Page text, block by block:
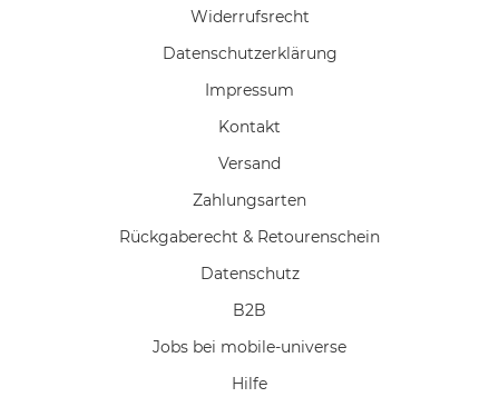
Widerrufs­recht
Daten­schutz­erklärung
Impressum
Kontakt
Versand
Zahlungsarten
Rückgaberecht & Retourenschein
Datenschutz
B2B
Jobs bei mobile-universe
Hilfe